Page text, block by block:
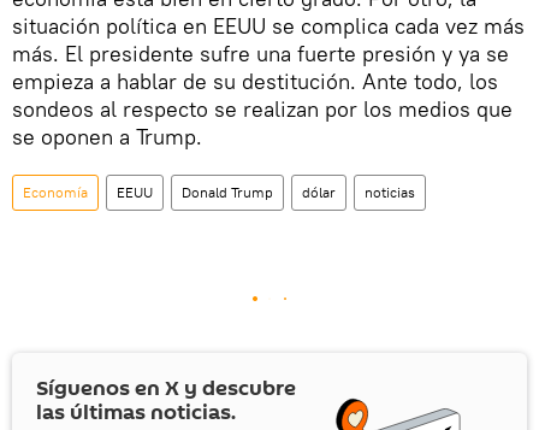
situación política en EEUU se complica cada vez más
más. El presidente sufre una fuerte presión y ya se
empieza a hablar de su destitución. Ante todo, los
sondeos al respecto se realizan por los medios que
se oponen a Trump.
Economía EEUU Donald Trump dólar noticias
Síguenos en X y descubre
las últimas noticias.